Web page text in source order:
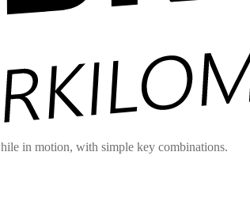
in motion, with simple key combinations.